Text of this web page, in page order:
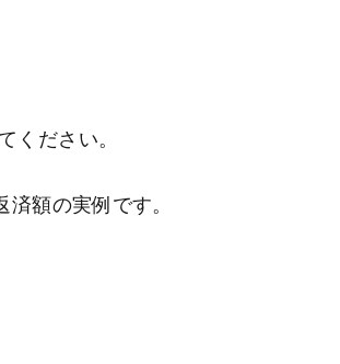
ください。
額の実例です。